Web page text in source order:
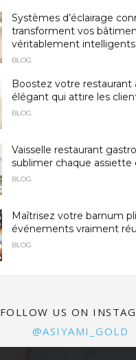
Systèmes d’éclairage
transforment vos
véritablement intelligents
BLOG
Boostez votre restaurant
élégant qui attire les
BLOG
Vaisselle restaurant
sublimer chaque assiette
BLOG
Maîtrisez votre barnum
événements vraiment
BLOG
FOLLOW US ON
@ASIYAMI_GOLD